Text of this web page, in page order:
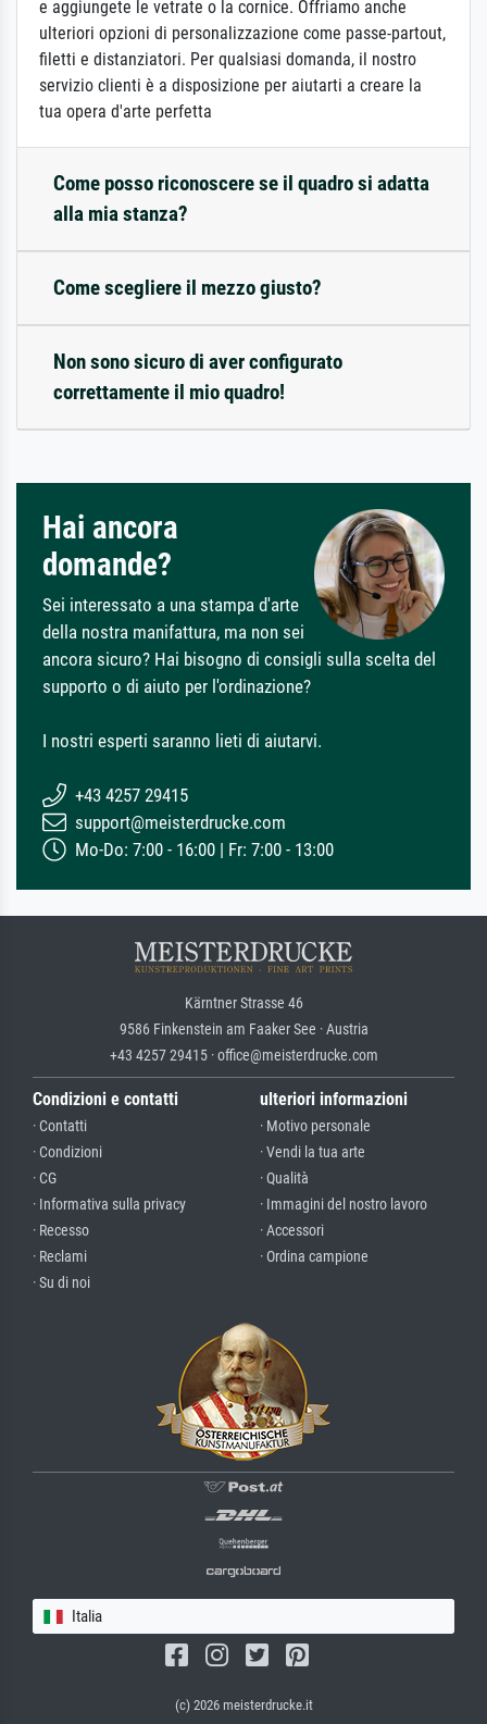
e aggiungete le vetrate o la cornice. Offriamo anche
ulteriori opzioni di personalizzazione come passe-partout,
filetti e distanziatori. Per qualsiasi domanda, il nostro
servizio clienti è a disposizione per aiutarti a creare la
tua opera d'arte perfetta
Come posso riconoscere se il quadro si adatta
alla mia stanza?
Come scegliere il mezzo giusto?
Non sono sicuro di aver configurato
correttamente il mio quadro!
Hai ancora
domande?
Sei interessato a una stampa d'arte
della nostra manifattura, ma non sei
ancora sicuro? Hai bisogno di consigli sulla scelta del
supporto o di aiuto per l'ordinazione?
I nostri esperti saranno lieti di aiutarvi.
+43 4257 29415
support@meisterdrucke.com
Mo-Do: 7:00 - 16:00 | Fr: 7:00 - 13:00
Kärntner Strasse 46
9586 Finkenstein am Faaker See · Austria
+43 4257 29415 · office@meisterdrucke.com
Condizioni e contatti
· Contatti
· Condizioni
· CG
· Informativa sulla privacy
· Recesso
· Reclami
· Su di noi
ulteriori informazioni
· Motivo personale
· Vendi la tua arte
· Qualità
· Immagini del nostro lavoro
· Accessori
· Ordina campione
Italia
(c) 2026 meisterdrucke.it